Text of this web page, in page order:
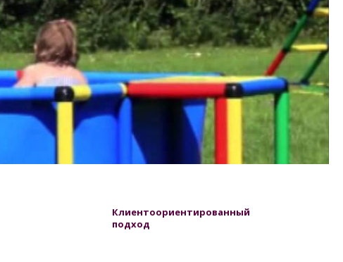
Клиентоориентированный
подход